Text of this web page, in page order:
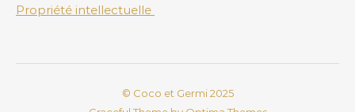
Propriété intellectuelle
© Coco et Germi 2025